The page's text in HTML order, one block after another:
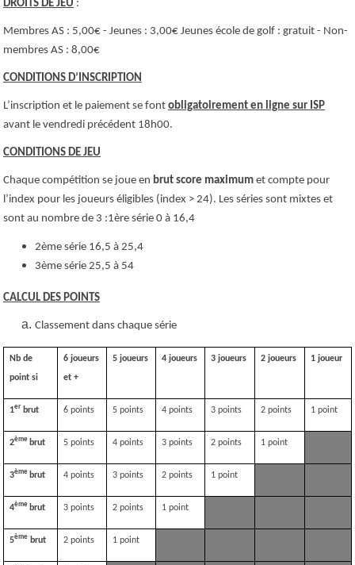
DROITS DE JEU :
Membres AS : 5,00€ - Jeunes : 3,00€ Jeunes école de golf : gratuit - Non-
membres AS : 8,00€
CONDITIONS D’INSCRIPTION
L’inscription et le paiement se font obligatoirement en ligne sur ISP
avant le vendredi précédent 18h00.
CONDITIONS DE JEU
Chaque compétition se joue en brut score maximum et compte pour
l’index pour les joueurs éligibles (index > 24). Les séries sont mixtes et
sont au nombre de 3 :1ère série 0 à 16,4
2ème série 16,5 à 25,4
3ème série 25,5 à 54
CALCUL DES POINTS
Classement dans chaque série
Nb de
point si
6 joueurs
et +
5 joueurs 4 joueurs 3 joueurs 2 joueurs 1 joueur
1er brut 6 points 5 points 4 points 3 points 2 points 1 point
2ème brut 5 points 4 points 3 points 2 points 1 point
3ème brut 4 points 3 points 2 points 1 point
4ème brut 3 points 2 points 1 point
5ème brut 2 points 1 point